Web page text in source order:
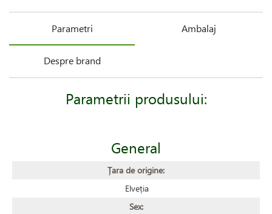
Parametri Ambalaj
Despre brand
Parametrii produsului:
General
Țara de origine:
Elveția
Sex: